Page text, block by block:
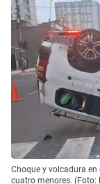
Choque y volcadura en
cuatro menores. (Foto: